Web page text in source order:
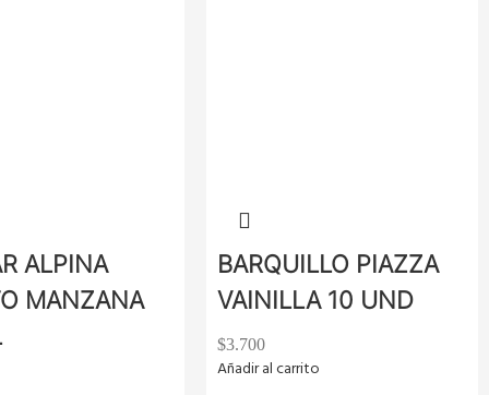
ALPINA
MANZANA
BARQUILLO PIAZZA
VAINILLA 10 UND
$3.700
Añadir al carrito